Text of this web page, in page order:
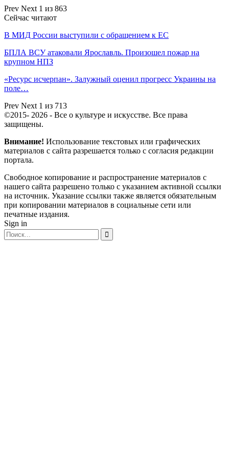
Prev Next 1 из 863
Сейчас читают
В МИД России выступили с обращением к ЕС
БПЛА ВСУ атаковали Ярославль. Произошел пожар на
крупном НПЗ
«Ресурс исчерпан». Залужный оценил прогресс Украины на
поле…
Prev Next 1 из 713
©2015- 2026 - Все о культуре и искусстве. Все права
защищены.
Внимание! Использование текстовых или графических
материалов с сайта разрешается только c согласия редакции
портала.
Свободное копирование и распространение материалов с
нашего сайта разрешено только с указанием активной ссылки
на источник. Указание ссылки также является обязательным
при копировании материалов в социальные сети или
печатные издания.
Sign in